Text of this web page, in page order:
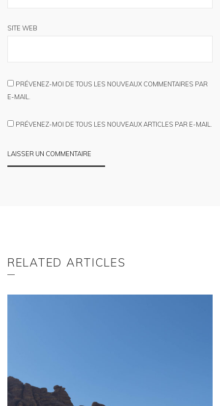
SITE WEB
PRÉVENEZ-MOI DE TOUS LES NOUVEAUX COMMENTAIRES PAR
E-MAIL.
PRÉVENEZ-MOI DE TOUS LES NOUVEAUX ARTICLES PAR E-MAIL.
RELATED ARTICLES